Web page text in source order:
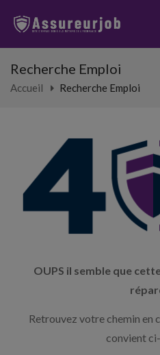
Recherche Emploi
Accueil Recherche Emploi
OUPS il semble que
Retrouvez votre chemin en
convient